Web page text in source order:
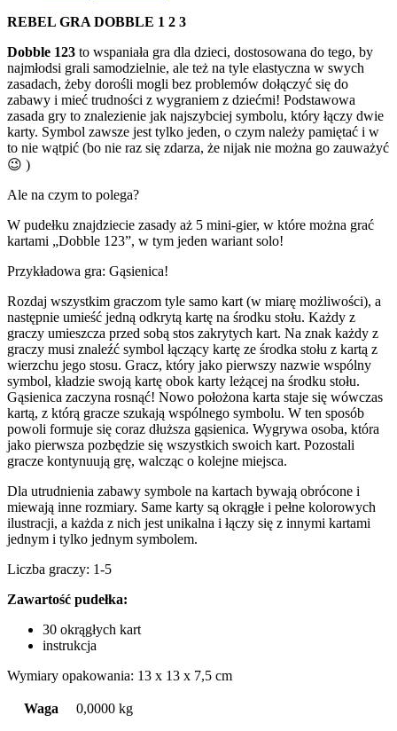
REBEL GRA DOBBLE 1 2 3
Dobble 123 to wspaniała gra dla dzieci, dostosowana do tego, by
najmłodsi grali samodzielnie, ale też na tyle elastyczna w swych
zasadach, żeby dorośli mogli bez problemów dołączyć się do
zabawy i mieć trudności z wygraniem z dziećmi! Podstawowa
zasada gry to znalezienie jak najszybciej symbolu, który łączy dwie
karty. Symbol zawsze jest tylko jeden, o czym należy pamiętać i w
to nie wątpić (bo nie raz się zdarza, że nijak nie można go zauważyć
😉 )
Ale na czym to polega?
W pudełku znajdziecie zasady aż 5 mini-gier, w które można grać
kartami „Dobble 123”, w tym jeden wariant solo!
Przykładowa gra: Gąsienica!
Rozdaj wszystkim graczom tyle samo kart (w miarę możliwości), a
następnie umieść jedną odkrytą kartę na środku stołu. Każdy z
graczy umieszcza przed sobą stos zakrytych kart. Na znak każdy z
graczy musi znaleźć symbol łączący kartę ze środka stołu z kartą z
wierzchu jego stosu. Gracz, który jako pierwszy nazwie wspólny
symbol, kładzie swoją kartę obok karty leżącej na środku stołu.
Gąsienica zaczyna rosnąć! Nowo położona karta staje się wówczas
kartą, z którą gracze szukają wspólnego symbolu. W ten sposób
powoli formuje się coraz dłuższa gąsienica. Wygrywa osoba, która
jako pierwsza pozbędzie się wszystkich swoich kart. Pozostali
gracze kontynuują grę, walcząc o kolejne miejsca.
Dla utrudnienia zabawy symbole na kartach bywają obrócone i
miewają inne rozmiary. Same karty są okrągłe i pełne kolorowych
ilustracji, a każda z nich jest unikalna i łączy się z innymi kartami
jednym i tylko jednym symbolem.
Liczba graczy: 1-5
Zawartość pudełka:
30 okrągłych kart
instrukcja
Wymiary opakowania: 13 x 13 x 7,5 cm
Waga 0,0000 kg